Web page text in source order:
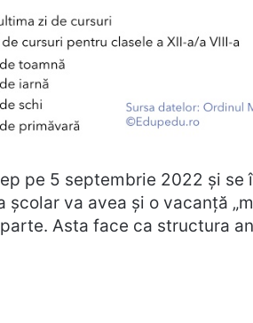
pe 5 septembrie 2022 și se
va avea și o vacanță
Asta face ca structura